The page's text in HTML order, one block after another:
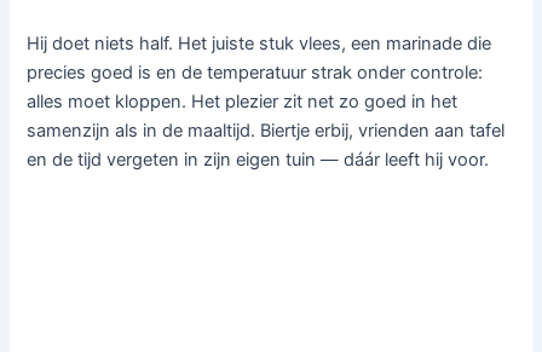
Hij doet niets half. Het juiste stuk vlees, een marinade die
precies goed is en de temperatuur strak onder controle:
alles moet kloppen. Het plezier zit net zo goed in het
samenzijn als in de maaltijd. Biertje erbij, vrienden aan tafel
en de tijd vergeten in zijn eigen tuin — dáár leeft hij voor.